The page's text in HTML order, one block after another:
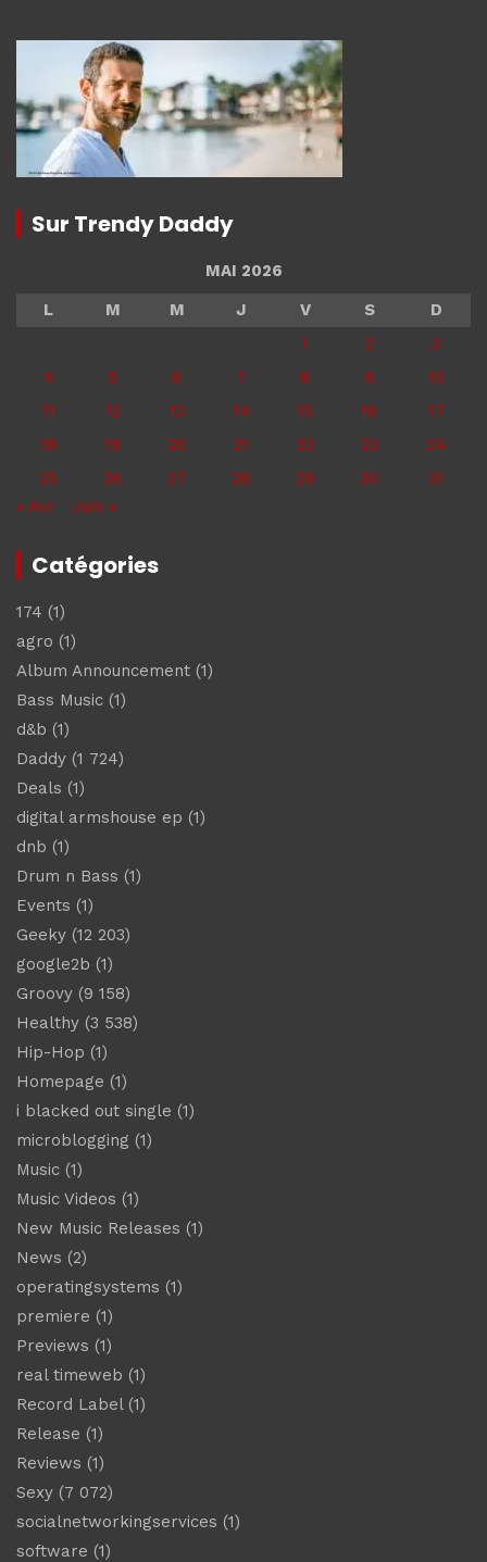
Sur Trendy Daddy
MAI 2026
L
M M J V S
D
1
2
3
4
5 6 7 8 9
10
11
12 13 14 15 16
17
18
19 20 21 22 23
24
25
26 27 28 29 30
31
« Avr
Juin »
Catégories
174 (1)
agro (1)
Album Announcement (1)
Bass Music (1)
d&b (1)
Daddy (1 724)
Deals (1)
digital armshouse ep (1)
dnb (1)
Drum n Bass (1)
Events (1)
Geeky (12 203)
google2b (1)
Groovy (9 158)
Healthy (3 538)
Hip-Hop (1)
Homepage (1)
i blacked out single (1)
microblogging (1)
Music (1)
Music Videos (1)
New Music Releases (1)
News (2)
operatingsystems (1)
premiere (1)
Previews (1)
real timeweb (1)
Record Label(1)
Release (1)
Reviews (1)
Sexy (7 072)
socialnetworkingservices (1)
software (1)